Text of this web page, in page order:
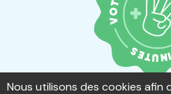
Nous utilisons des cookies afin